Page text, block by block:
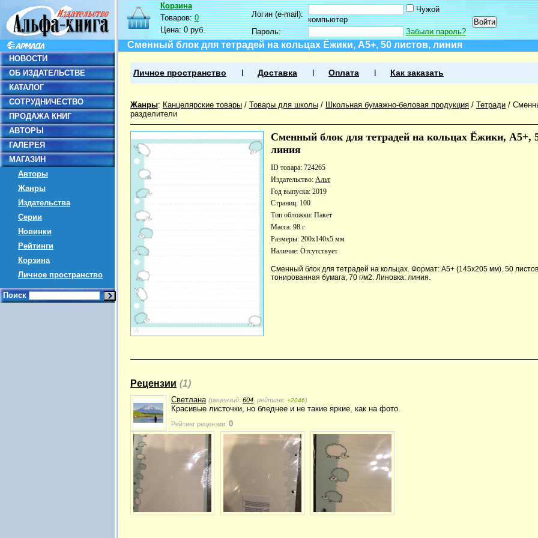
НОВОСТИ
ОБ ИЗДАТЕЛЬСТВЕ
КАТАЛОГ
СОТРУДНИЧЕСТВО
ПРОДАЖА КНИГ
АВТОРЫ
ГАЛЕРЕЯ
МАГАЗИН
Авторы
Жанры
Издательства
Серии
Новинки
Рейтинги
Корзина
Личное пространство
Поиск
Корзина
Товаров:0
Цена:0 руб.
Логин (e-mail):
Чужой
компьютер
Пароль:
Забыли пароль?
Сменный блок для тетрадей на кольцах Ёжики, А5+, 50 листов, линия
Личное пространство Доставка Оплата Как заказать
Жанры: Канцелярские товары / Товары для школы / Школьная бумажно-беловая продукция / Тетради /
разделители
Сменный блок для тетрадей на кольцах Ёжики, А5+,
линия
ID товара: 724265
Издательство: Альт
Год выпуска: 2019
Страниц: 100
Тип обложки: Пакет
Масса: 98 г
Размеры: 200x140x5 мм
Наличие: Отсутствует
Сменный блок для тетрадей на кольцах. Формат: А5+ (145х205 мм). 50
тонированная бумага, 70 г/м2. Линовка: линия.
Рецензии (1)
Светлана (рецензий: 604 , рейтинг: +2046)
Красивые листочки, но бледнее и не такие яркие, как на фото.
Рейтинг рецензии: 0